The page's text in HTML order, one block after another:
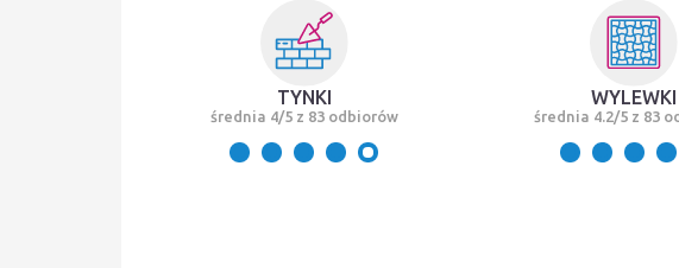
TYNKI
średnia 4/5 z 83 odbiorów
WYLEWKI
średnia 4.2/5 z 83